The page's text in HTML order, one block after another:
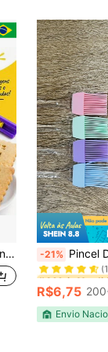
-21% Pincel De
#4 Mais
#4 Mais
#4 Mais
#4 Mais
R$6,75
Envio